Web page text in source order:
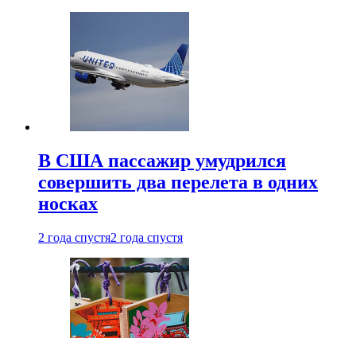
В США пассажир умудрился
совершить два перелета в одних
носках
2 года спустя2 года спустя